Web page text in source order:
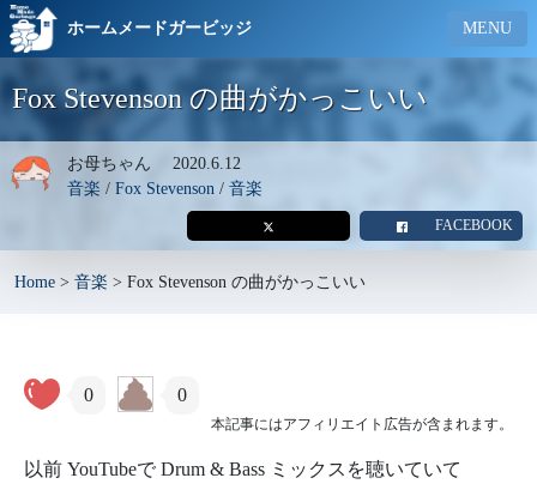
ホームメードガービッジ MENU
Fox Stevenson の曲がかっこいい
お母ちゃん 2020.6.12
音楽 / Fox Stevenson / 音楽
FACEBOOK
Home > 音楽 > Fox Stevenson の曲がかっこいい
本記事にはアフィリエイト広告が含まれます。
0 0
以前 YouTubeで Drum & Bass ミックスを聴いていて